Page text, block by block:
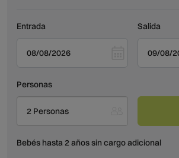
Entrada Salida
Personas
2 Personas
Bebés hasta 2 años sin cargo adicional